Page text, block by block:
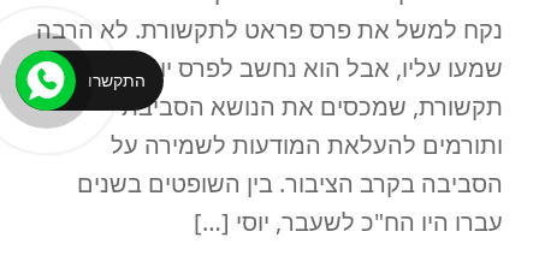
נקח למשל את פרס פראט לתקשורת. לא הרבה
שמעו עליו, אבל הוא נחשב לפרס יוקרתי לאנשי
תקשורת, שמכסים את הנושא הסביבתי
ותורמים להעלאת המודעות לשמירה על
הסביבה בקרב הציבור. בין השופטים בשנים
עברו היו הח"כ לשעבר, יוסי […]
התקשרו